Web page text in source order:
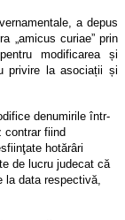
a depus
„amicus curiae” prin
modificarea și
privire la asociații și
denumirile într-
contrar fiind
hotărâri
de lucru judecat că
la data respectivă,